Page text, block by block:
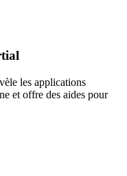
les applications
et offre des aides pour